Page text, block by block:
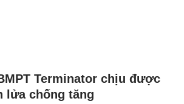
Terminator chịu được
lửa chống tăng